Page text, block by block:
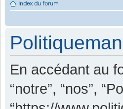
Index du forum
En accédant au
“notre”, “nos”,